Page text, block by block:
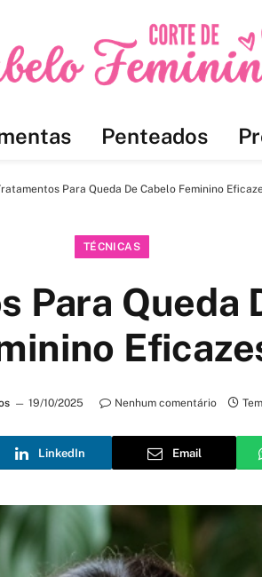
Penteados
Para Queda De Cabelo Feminino
TÉCNICAS
Para Queda
19/10/2025 Nenhum comentário
LinkedIn Email